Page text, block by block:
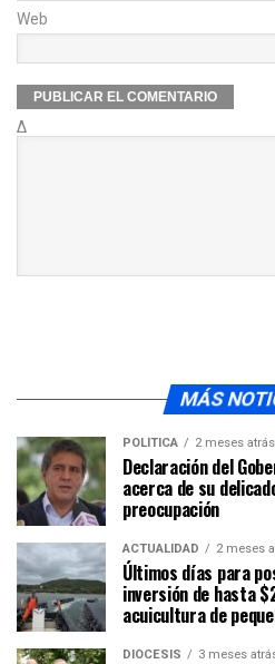
Web
Δ
MÁS
POLÍTICA 2 meses atrás
Declaración del
acerca de su
preocupación
ACTUALIDAD 2 meses
Últimos días para
inversión de hasta
acuicultura de
DIÓCESIS 3 meses